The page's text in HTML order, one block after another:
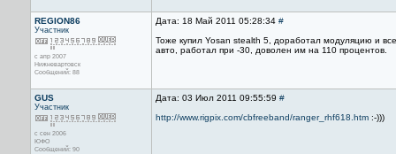
REGION86
Участник
с апр 2007
Нижневартовск
Сообщений: 88
Дата: 18 Май 2011 05:28:34 #
Тоже купил Yosan stealth 5, доработал модуляцию и
авто, работал при -30, доволен им на 110 процентов.
GUS
Участник
с сен 2006
ЮФО
Сообщений: 90
Дата: 03 Июл 2011 09:55:59 #
http://www.rigpix.com/cbfreeband/ranger_rhf618.htm :-)))